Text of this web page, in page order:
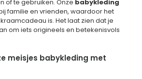
of te gebruiken. Onze babykleding
familie en vrienden, waardoor het
is. Het laat zien dat je
om iets origineels en betekenisvols
meisjes babykleding met